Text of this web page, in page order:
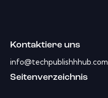
Kontaktiere uns
info@techpublishhhub.com
Seitenverzeichnis